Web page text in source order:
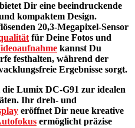
Dir eine beeindruckende
kompaktem Design.
20,3-Megapixel-Sensor
für Deine Fotos und
kannst Du
festhalten, während der
Ergebnisse sorgt.
die Lumix DC-G91 zur idealen
Ihr dreh- und
eröffnet Dir neue kreative
ermöglicht präzise